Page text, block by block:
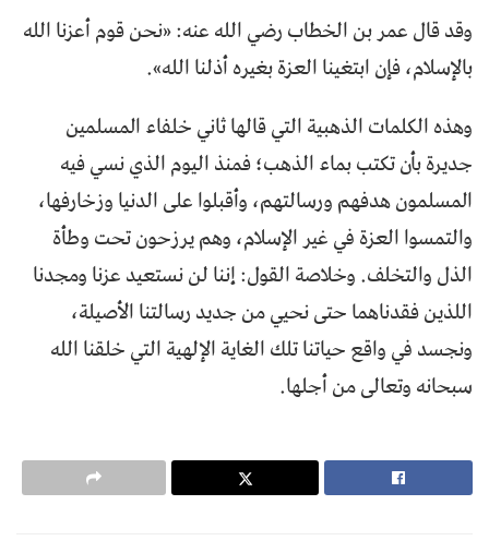
وقد قال عمر بن الخطاب رضي الله عنه: «نحن قوم أعزنا الله
بالإسلام، فإن ابتغينا العزة بغيره أذلنا الله».
وهذه الكلمات الذهبية التي قالها ثاني خلفاء المسلمين
جديرة بأن تكتب بماء الذهب؛ فمنذ اليوم الذي نسي فيه
المسلمون هدفهم ورسالتهم، وأقبلوا على الدنيا وزخارفها،
والتمسوا العزة في غير الإسلام، وهم يرزحون تحت وطأة
الذل والتخلف. وخلاصة القول: إننا لن نستعيد عزنا ومجدنا
اللذين فقدناهما حتى نحيي من جديد رسالتنا الأصيلة،
ونجسد في واقع حياتنا تلك الغاية الإلهية التي خلقنا الله
سبحانه وتعالى من أجلها.